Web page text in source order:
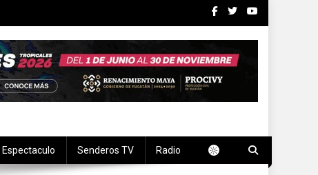
Espectaculo Senderos TV Radio